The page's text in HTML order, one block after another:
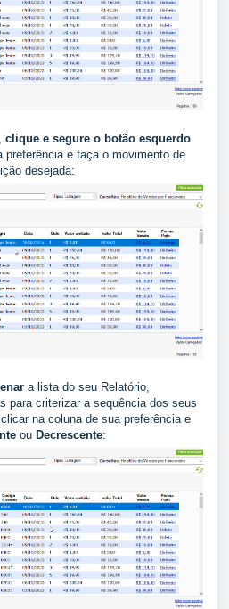
clique e segure o botão esquerdo
preferência e faça o movimento de
desejada:
a lista do seu Relatório,
para criterizar a sequência dos seus
na coluna de sua preferência e
ou Decrescente: